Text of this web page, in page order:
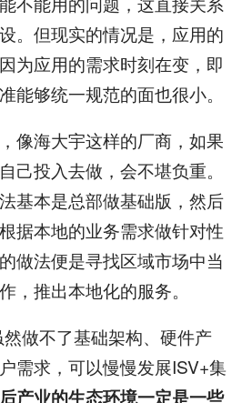
。但现实的情况是，应用的
为应用的需求时刻在变，即
能够统一规范的面也很小。
海大宇这样的厂商，如果
己投入去做，会不堪负重。
基本是总部做基础版，然后
据本地的业务需求做针对性
做法便是寻找区域市场中当
，推出本地化的服务。
做不了基础架构、硬件产
需求，可以慢慢发展ISV+集
产业的生态环境一定是一些